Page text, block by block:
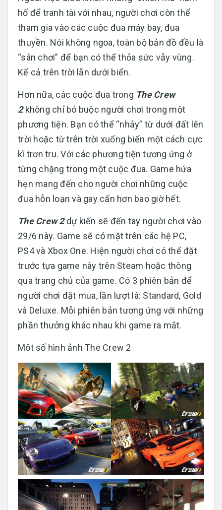
hố để tranh tài với nhau, người chơi còn thể
tham gia vào các cuộc đua máy bay, đua
thuyền. Nói không ngoa, toàn bộ bản đồ đều là
“sân chơi” để bạn có thể thỏa sức vẫy vùng.
Kể cả trên trời lẫn dưới biển.
Hơn nữa, các cuộc đua trong The Crew
2không chỉ bó buộc người chơi trong một
phương tiện. Bạn có thể “nhảy” từ dưới đất lên
trời hoặc từ trên trời xuống biển một cách cực
kì trơn tru. Với các phương tiện tương ứng ở
từng chặng trong một cuộc đua. Game hứa
hẹn mang đến cho người chơi những cuộc
đua hỗn loạn và gay cấn hơn bao giờ hết.
The Crew 2dự kiến sẽ đến tay người chơi vào
29/6 này. Game sẽ có mặt trên các hệ PC,
PS4 và Xbox One. Hiện người chơi có thể đặt
trước tựa game này trên Steam hoặc thông
qua trang chủ của game. Có 3 phiên bản để
người chơi đặt mua, lần lượt là: Standard, Gold
và Deluxe. Mỗi phiên bản tương ứng với những
phần thưởng khác nhau khi game ra mắt.
Môt số hình ảnh The Crew 2